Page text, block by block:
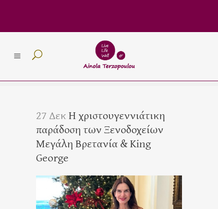
27 ΔεκΗ χριστουγεννιάτικη
παράδοση των Ξενοδοχείων
Μεγάλη Βρετανία & King
George